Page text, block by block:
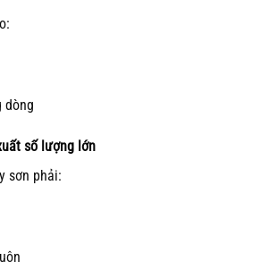
dòng
số lượng lớn
sơn phải: